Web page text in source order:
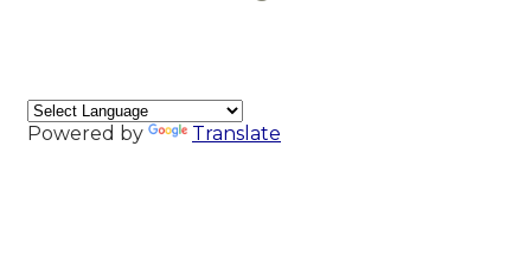
Powered by Translate